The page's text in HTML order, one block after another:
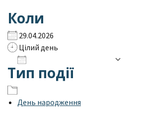
Коли
29.04.2026
Цілий день
Завантаження ICS
Тип події
День народження